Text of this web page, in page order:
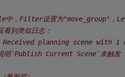
中，Filter设置为"move_group"，
到类似日志：
Received planning scene with
明`Publish Current Scene`未触发